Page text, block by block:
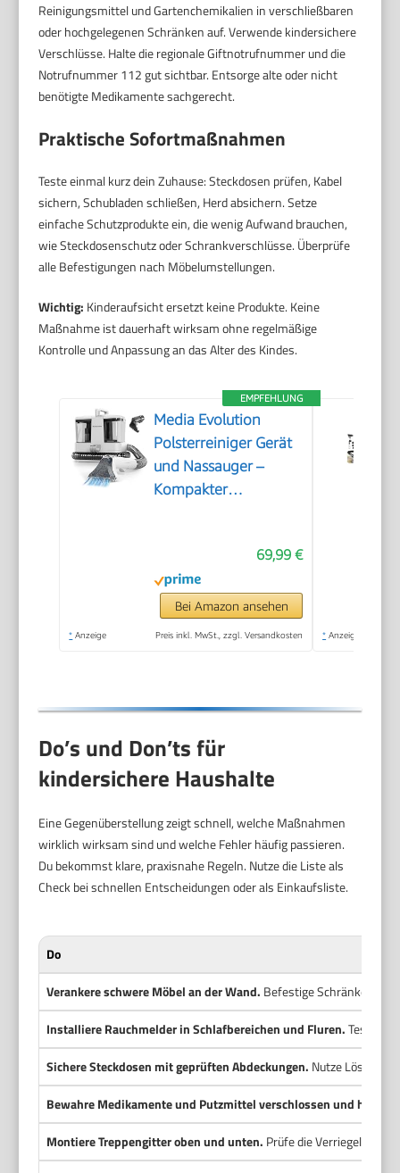
Reinigungsmittel und Gartenchemikalien in verschließbaren
oder hochgelegenen Schränken auf. Verwende kindersichere
Verschlüsse. Halte die regionale Giftnotrufnummer und die
Notrufnummer 112 gut sichtbar. Entsorge alte oder nicht
benötigte Medikamente sachgerecht.
Praktische Sofortmaßnahmen
Teste einmal kurz dein Zuhause: Steckdosen prüfen, Kabel
sichern, Schubladen schließen, Herd absichern. Setze
einfache Schutzprodukte ein, die wenig Aufwand brauchen,
wie Steckdosenschutz oder Schrankverschlüsse. Überprüfe
alle Befestigungen nach Möbelumstellungen.
Wichtig: Kinderaufsicht ersetzt keine Produkte. Keine
Maßnahme ist dauerhaft wirksam ohne regelmäßige
Kontrolle und Anpassung an das Alter des Kindes.
EMPFEHLUNG
Media Evolution
Polsterreiniger Gerät
und Nassauger –
Kompakter
Waschsauger für
Teppich, Polster
Autositze & Sofa
69,99 €
Bei Amazon ansehen
* Anzeige Preis inkl. MwSt., zzgl. Versandkosten * Anzeige
Do’s und Don’ts für
kindersichere Haushalte
Eine Gegenüberstellung zeigt schnell, welche Maßnahmen
wirklich wirksam sind und welche Fehler häufig passieren.
Du bekommst klare, praxisnahe Regeln. Nutze die Liste als
Check bei schnellen Entscheidungen oder als Einkaufsliste.
Do
Verankere schwere Möbel an der Wand. Befestige Schränke und
Installiere Rauchmelder in Schlafbereichen und Fluren.Teste die
Sichere Steckdosen mit geprüften Abdeckungen. Nutze
Bewahre Medikamente und Putzmittel verschlossen und hoch
Montiere Treppengitter oben und unten. Prüfe die Verriegelung